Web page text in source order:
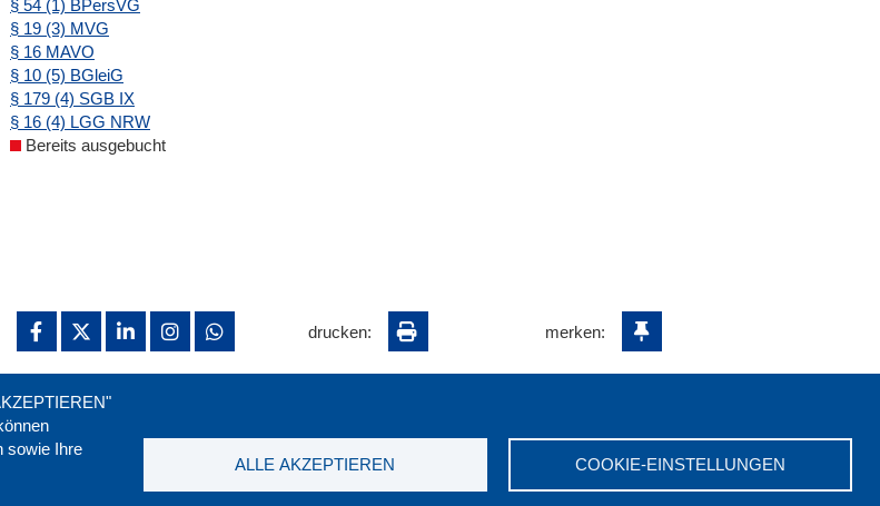
§ 54 (1) BPersVG
§ 19 (3) MVG
§ 16 MAVO
§ 10 (5) BGleiG
§ 179 (4) SGB IX
§ 16 (4) LGG NRW
Bereits ausgebucht
sowie Ihre
COOKIE-EINSTELLUNGEN
ALLE AKZEPTIEREN
drucken: merken: